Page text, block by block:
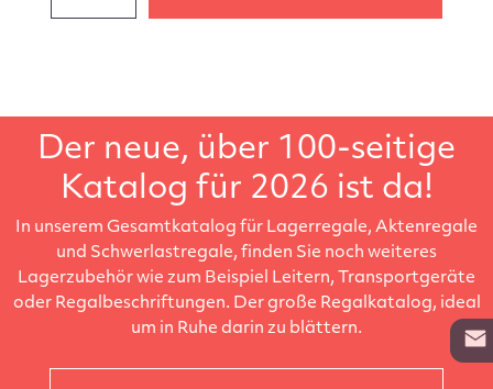
Der neue, über 100-seitige
Katalog für 2026 ist da!
In unserem Gesamtkatalog für Lagerregale, Aktenregale
und Schwerlastregale, finden Sie noch weiteres
Lagerzubehör wie zum Beispiel Leitern, Transportgeräte
oder Regalbeschriftungen. Der große Regalkatalog, ideal
um in Ruhe darin zu blättern.